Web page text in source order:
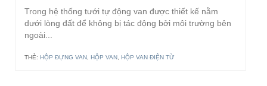
Trong hệ thống tưới tự động van được thiết kế nằm
dưới lòng đất để không bị tác động bởi môi trường bên
ngoài...
THẺ: HỘP ĐỰNG VAN, HỘP VAN, HỘP VAN ĐIỆN TỪ